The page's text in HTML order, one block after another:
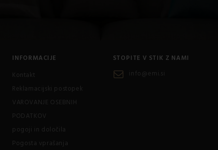
INFORMACIJE
Kontakt
Reklamacijski postopek
VAROVANJE OSEBNIH
PODATKOV
pogoji in določila
Pogosta vprašanja
STOPITE V STIK Z NAMI
info@emi.si